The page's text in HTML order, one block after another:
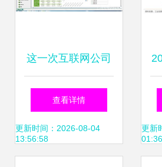
这一次互联网公司
又领先了 数据服务
的变革与启示
查看详情
更新时间：2026-08-04
13:56:58
更新